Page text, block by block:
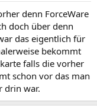
denn ForceWare
doch über denn
das eigentlich für
bekommt
falls die vorher
schon vor das man
drin war.